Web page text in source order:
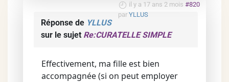
il y a 17 ans 2 mois #820
par YLLUS
Réponse de YLLUS
sur le sujet Re:CURATELLE SIMPLE
Effectivement, ma fille est bien
accompagnée (si on peut employer